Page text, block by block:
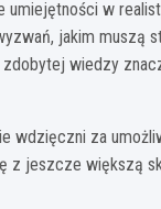
umiejętności w
jakim muszą
wiedzy
wdzięczni za
z jeszcze większą